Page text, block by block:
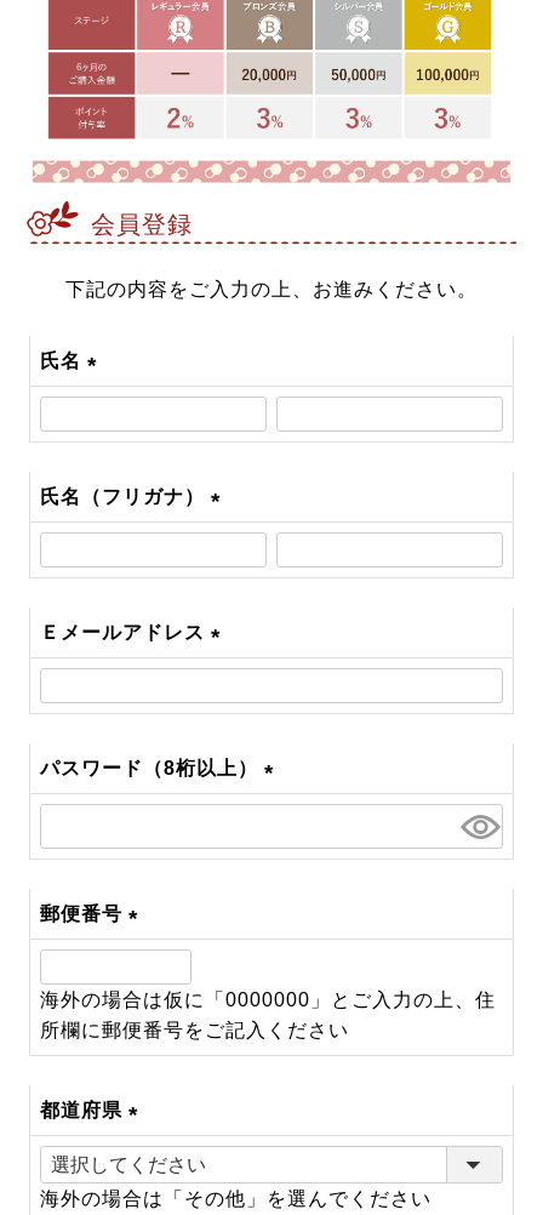
会員登録
下記の内容をご入力の上、お進みください。
氏名
(必
須)
氏名（フリガナ）
(必
須)
Ｅメールアドレス
(必
須)
パスワード（8桁以上）
(必
郵便番号
(必
須)
海外の場合は仮に「0000000」とご入力の上、住
所欄に郵便番号をご記入ください
都道府県
(必
須)
海外の場合は「その他」を選んでください